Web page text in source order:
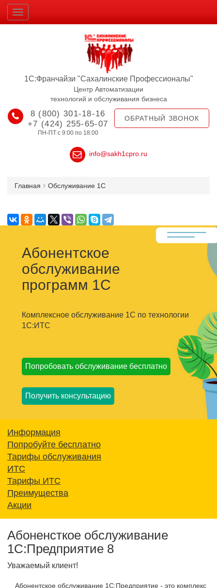
1С:Франчайзи "Сахалинские Профессионалы"
Центр Автоматизации
технологий и обслуживания бизнеса
8 (800) 301-18-16
+7 (424) 255-65-07
ПН-ПТ с 9:00 по 18:00
ОБРАТНЫЙ ЗВОНОК
info@sakh1cpro.ru
Главная Обслуживание 1С
Абонентское
обслуживание
программ 1С
Комплексное обслуживание 1С по технологии
1С:ИТС
Попробовать обслуживание бесплатно
Получить консультацию
Информация
Попробуйте бесплатно
Тарифы обслуживания
ИТС
Тарифы ИТС
Преимущества
Акции
Абоненсткое обслуживание
1С:Предприятие 8
Уважаемый клиент!
Абонентское обслуживание 1С:Предприятие - это комплекс